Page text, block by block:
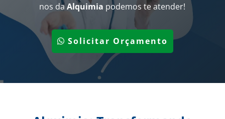
nos daAlquimia podemos te atender!
Solicitar Orçamento